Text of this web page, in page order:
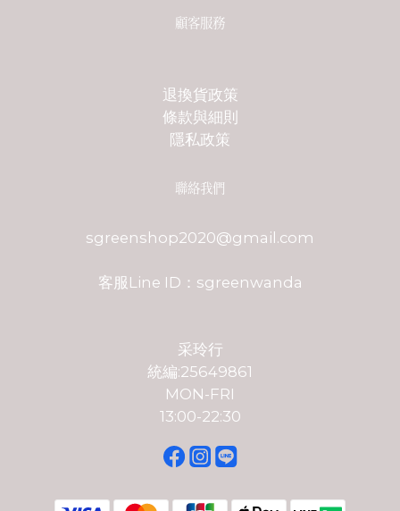
顧客服務
退換貨政策
條款與細則
隱私政策
聯絡我們
sgreenshop2020@gmail.com
客服Line ID：sgreenwanda
采玲行
統編:25649861
MON-FRI
13:00-22:30